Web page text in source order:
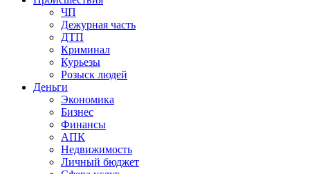
ЧП
Дежурная часть
ДТП
Криминал
Курьезы
Розыск людей
Деньги
Экономика
Бизнес
Финансы
АПК
Недвижимость
Личный бюджет